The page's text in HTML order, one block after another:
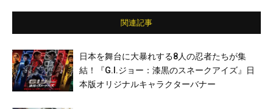
関連記事
日本を舞台に大暴れする8人の忍者たちが集
結！『G.I.ジョー：漆黒のスネークアイズ』日
本版オリジナルキャラクターバナー